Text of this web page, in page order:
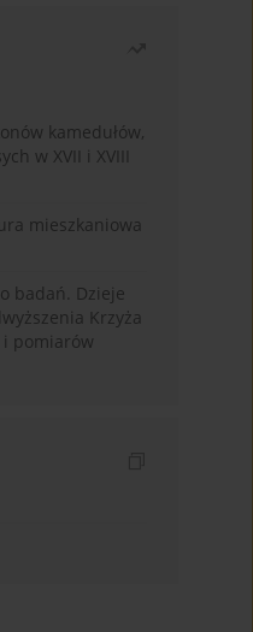
kamedułów,
w XVII i XVIII
mieszkaniowa
badań. Dzieje
Krzyża
i pomiarów